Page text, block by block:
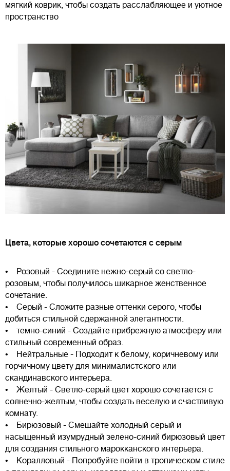
мягкий коврик, чтобы создать расслабляющее и уютное
пространство
Цвета, которые хорошо сочетаются с серым
• Розовый - Соедините нежно-серый со светло-
розовым, чтобы получилось шикарное женственное
сочетание.
• Серый - Сложите разные оттенки серого, чтобы
добиться стильной сдержанной элегантности.
• темно-синий - Создайте прибрежную атмосферу или
стильный современный образ.
• Нейтральные - Подходит к белому, коричневому или
горчичному цвету для минималистского или
скандинавского интерьера.
• Желтый - Светло-серый цвет хорошо сочетается с
солнечно-желтым, чтобы создать веселую и счастливую
комнату.
• Бирюзовый - Смешайте холодный серый и
насыщенный изумрудный зелено-синий бирюзовый цвет
для создания стильного марокканского интерьера.
• Коралловый - Попробуйте пойти в тропическом стиле